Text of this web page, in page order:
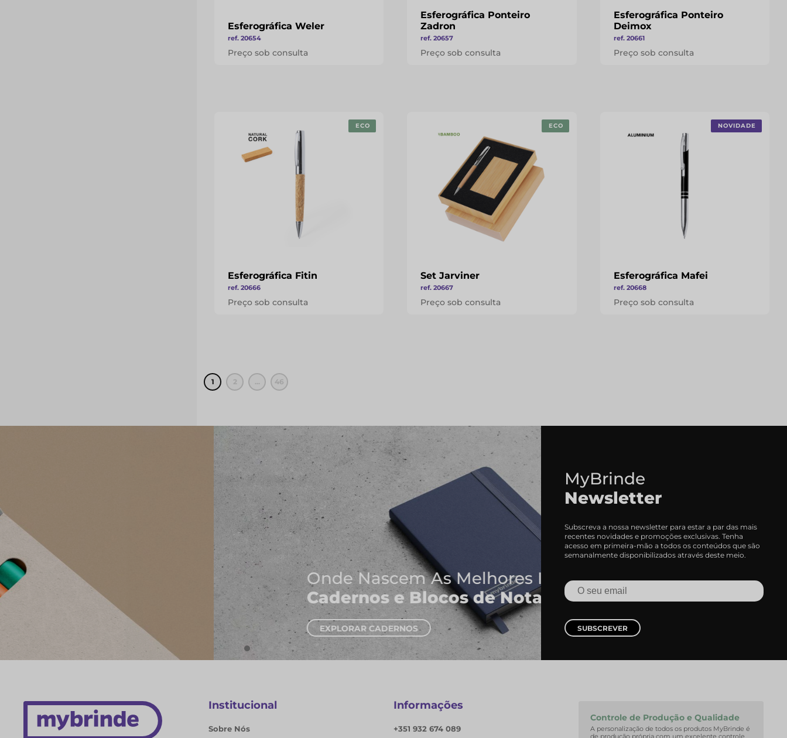
Esferográfica Weler
ref. 20654
Preço sob consulta
Esferográfica Ponteiro
Zadron
ref. 20657
Preço sob consulta
Esferográfica Ponteiro
Deimox
ref. 20661
Preço sob consulta
ECO
Esferográfica Fitin
ref. 20666
Preço sob consulta
ECO
Set Jarviner
ref. 20667
Preço sob consulta
NOVIDADE
Esferográfica Mafei
ref. 20668
Preço sob consulta
1 2 ... 46
Onde Nascem As Melhores Ideias
Cadernos e Blocos de Notas
MyBrinde
Newsletter
Subscreva a nossa newsletter para estar a par das mais
recentes novidades e promoções exclusivas. Tenha
acesso em primeira-mão a todos os conteúdos que são
semanalmente disponibilizados através deste meio.
SUBSCREVER
Institucional
Sobre Nós
Informações
+351 932 674 089
Controle de Produção e Qualidade
A personalização de todos os produtos MyBrinde é
de produção própria com um excelente controle